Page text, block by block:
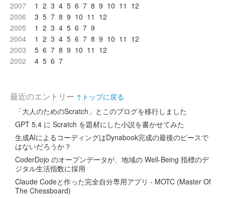
2007
1 2 3 4 5 6 7 8 9 10 11 12
2006
3 5 7 8 9 10 11 12
2005
1 2 3 4 5 6 7 9
2004
1 2 3 4 5 6 7 8 9 10 11 12
2003
5 6 7 8 9 10 11 12
2002
4 5 6 7
最近のエントリー ↑トップに戻る
「大人のためのScratch」とこのブログを移行しました
GPT 5.4 に Scratch を題材にした小説を書かせてみた
生成AIによるコーディングはDynabook完成の最後のピースで
はないだろうか？
CoderDojo のオープンデータが、地域の Well-Being 指標のデ
ジタル生活指数に採用
Claude Codeと作った完全自分専用アプリ - MOTC (Master Of
The Chessboard)